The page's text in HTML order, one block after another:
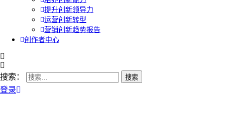
提升创新领导力
运营创新转型
营销创新趋势报告
创作者中心
搜索：
登录